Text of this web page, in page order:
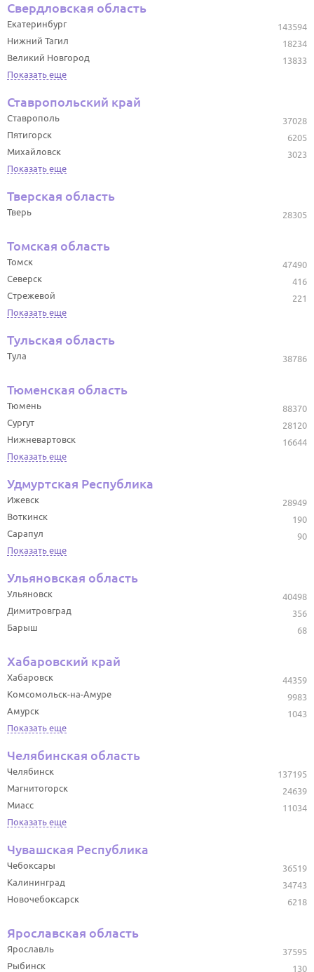
Свердловская область
143594
Екатеринбург
18234
Нижний Тагил
13833
Великий Новгород
Показать еще
Ставропольский край
37028
Ставрополь
6205
Пятигорск
3023
Михайловск
Показать еще
Тверская область
28305
Тверь
Томская область
47490
Томск
416
Северск
221
Стрежевой
Показать еще
Тульская область
38786
Тула
Тюменская область
88370
Тюмень
28120
Сургут
16644
Нижневартовск
Показать еще
Удмуртская Республика
28949
Ижевск
190
Воткинск
90
Сарапул
Показать еще
Ульяновская область
40498
Ульяновск
356
Димитровград
68
Барыш
Хабаровский край
44359
Хабаровск
9983
Комсомольск-на-Амуре
1043
Амурск
Показать еще
Челябинская область
137195
Челябинск
24639
Магнитогорск
11034
Миасс
Показать еще
Чувашская Республика
36519
Чебоксары
34743
Калининград
6218
Новочебоксарск
Ярославская область
37595
Ярославль
130
Рыбинск